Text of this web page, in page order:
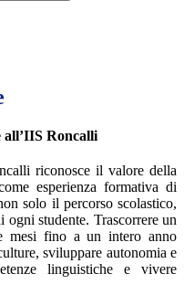
all’IIS Roncalli
riconosce il valore della
esperienza formativa di
solo il percorso scolastico,
ogni studente. Trascorrere un
mesi fino a un intero anno
sviluppare autonomia e
linguistiche e vivere